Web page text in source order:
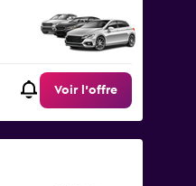
Voir l’offre